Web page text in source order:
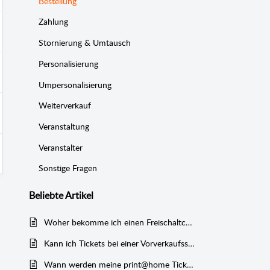
Zahlung
Stornierung & Umtausch
Personalisierung
Umpersonalisierung
Weiterverkauf
Veranstaltung
Veranstalter
Sonstige Fragen
BeliebteArtikel
Woher bekomme ich einen Freischaltcode?
Kann ich Tickets bei einer Vorverkaufsstelle erwerben?
Wann werden meine print@home Tickets versendet?